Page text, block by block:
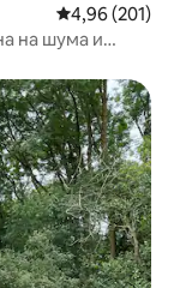
Просечна
4,96 (201)
на шума и